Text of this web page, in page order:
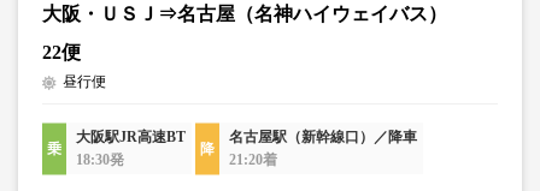
大阪・ＵＳＪ⇒名古屋（名神ハイウェイバス）
22便
昼行便
大阪駅JR高速BT
18:30発
名古屋駅（新幹線口）／降車
21:20着